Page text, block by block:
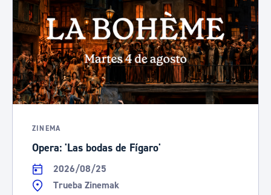
ZINEMA
Opera: 'Las bodas de Fígaro'
2026/08/25
Trueba Zinemak